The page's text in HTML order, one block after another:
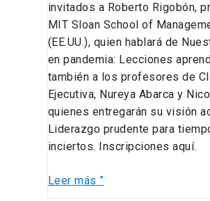
invitados a Roberto Rigobón,
MIT Sloan School of
(EE.UU.), quien hablará de
en pandemia: Lecciones
también a los profesores de
Ejecutiva, Nureya Abarca y
quienes entregarán su visión
Liderazgo prudente para
inciertos. Inscripciones aquí.
Leer más ”